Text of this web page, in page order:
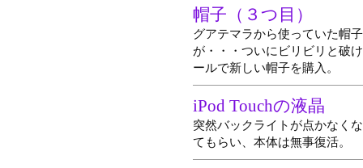
帽子（３つ目）
グアテマラから使っていた帽
が・・・ついにビリビリと破
ールで新しい帽子を購入。
iPod Touchの液晶
突然バックライトが点かなく
てもらい、本体は無事復活。